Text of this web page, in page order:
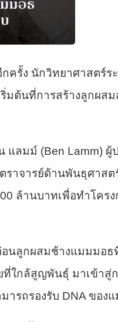
ครั้ง นักวิทยาศาสตร์ร
มต้นที่การสร้างลูกผส
แลมม์ (Ben Lamm) ผู้
ราจารย์ด้านพันธุศาสต
ล้านบาทเพื่อทำโคร
นลูกผสมช้างแมมมอธ
ที่ใกล้สูญพันธุ์ มาเข้าสู่
ารถรองรับ DNA ของ